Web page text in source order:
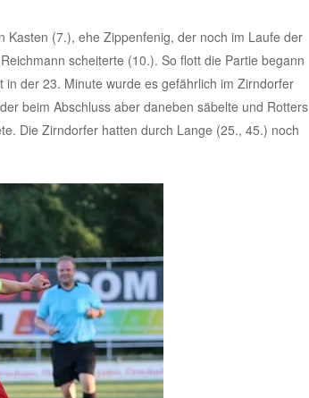
(7.), ehe Zippenfenig, der noch im Laufe der
scheiterte (10.). So flott die Partie begann
der 23. Minute wurde es gefährlich im Zirndorfer
beim Abschluss aber daneben säbelte und Rotters
Die Zirndorfer hatten durch Lange (25., 45.) noch